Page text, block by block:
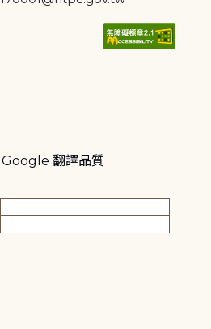
Google 翻譯品質